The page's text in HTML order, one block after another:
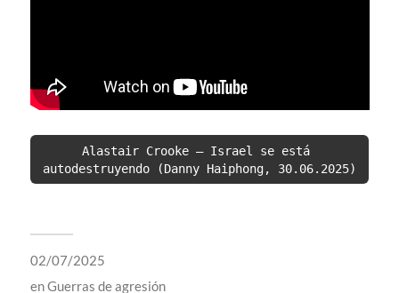
Alastair Crooke – Israel se está
autodestruyendo (Danny Haiphong, 30.06.2025)
02/07/2025
enGuerras de agresión